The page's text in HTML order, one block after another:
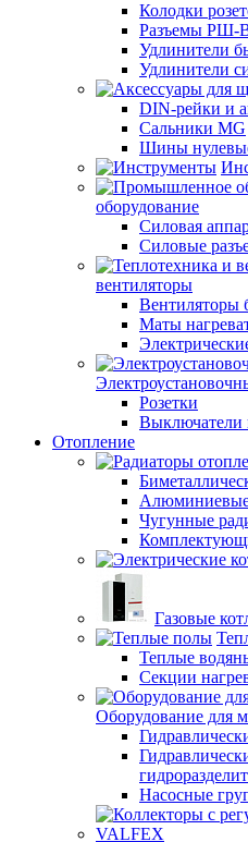
Колодки
Разъемы
Удлинители
Удлинители
DIN-рейки и
Сальники MG
Шины
оборудование
Силовая
Силовые
вентиляторы
Вентиляторы
Маты
Розетки
Выключатели
Отопление
Чугунные
Газовые
Теплые
Секции
Оборудование для
Насосные